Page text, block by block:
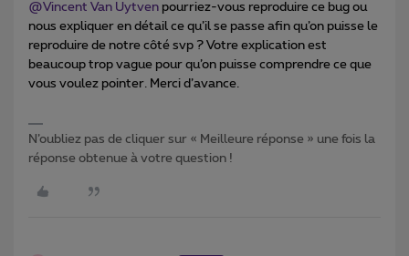
@Vincent Van Uytven pourriez-vous reproduire ce bug ou
nous expliquer en détail ce qu’il se passe afin qu’on puisse le
reproduire de notre côté svp ? Votre explication est
beaucoup trop vague pour qu’on puisse comprendre ce que
vous voulez pointer. Merci d’avance.
N’oubliez pas de cliquer sur « Meilleure réponse » une fois la
réponse obtenue à votre question !